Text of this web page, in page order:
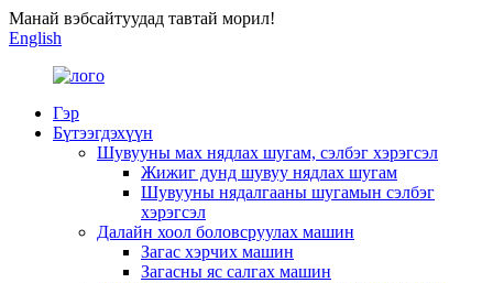
Манай вэбсайтуудад тавтай морил!
English
Гэр
Бүтээгдэхүүн
Шувууны мах нядлах шугам, сэлбэг хэрэгсэл
Жижиг дунд шувуу нядлах шугам
Шувууны нядалгааны шугамын сэлбэг
хэрэгсэл
Далайн хоол боловсруулах машин
Загас хэрчих машин
Загасны яс салгах машин